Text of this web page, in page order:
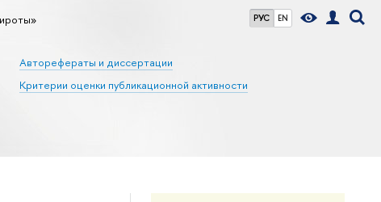
РУС EN
Авторефераты и диссертации
Критерии оценки публикационной активности